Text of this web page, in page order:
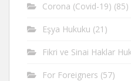
Corona (Covid-19) (85)
Eşya Hukuku (21)
Fikri ve Sinai Haklar
For Foreigners (57)